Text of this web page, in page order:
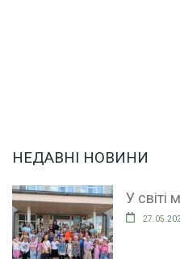
НЕДАВНІ НОВИНИ
У світі